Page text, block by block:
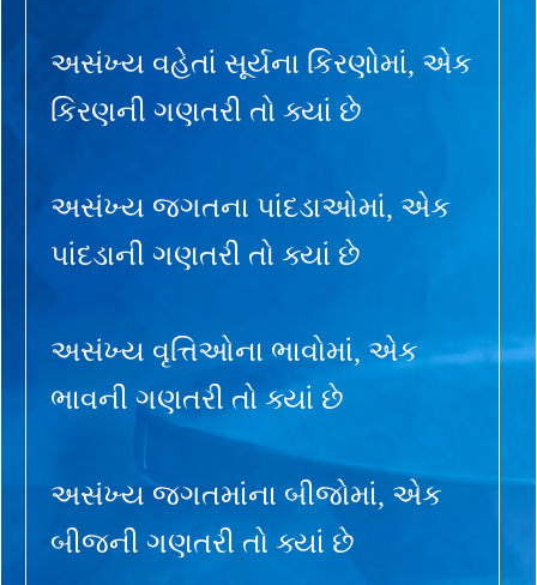
અસંખ્ય વહેતાં સૂર્યના કિરણોમાં, એક
કિરણની ગણતરી તો ક્યાં છે
અસંખ્ય જગતના પાંદડાઓમાં, એક
પાંદડાની ગણતરી તો ક્યાં છે
અસંખ્ય વૃત્તિઓના ભાવોમાં, એક
ભાવની ગણતરી તો ક્યાં છે
અસંખ્ય જગતમાંના બીજોમાં, એક
બીજની ગણતરી તો ક્યાં છે